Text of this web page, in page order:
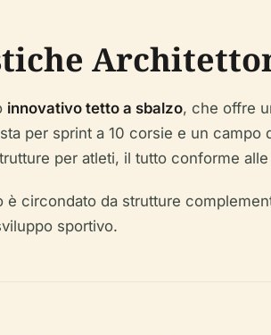
innovativo tetto a sbalzo, che offre
per sprint a 10 corsie e un
per atleti, il tutto conforme
circondato da strutture
sportivo.